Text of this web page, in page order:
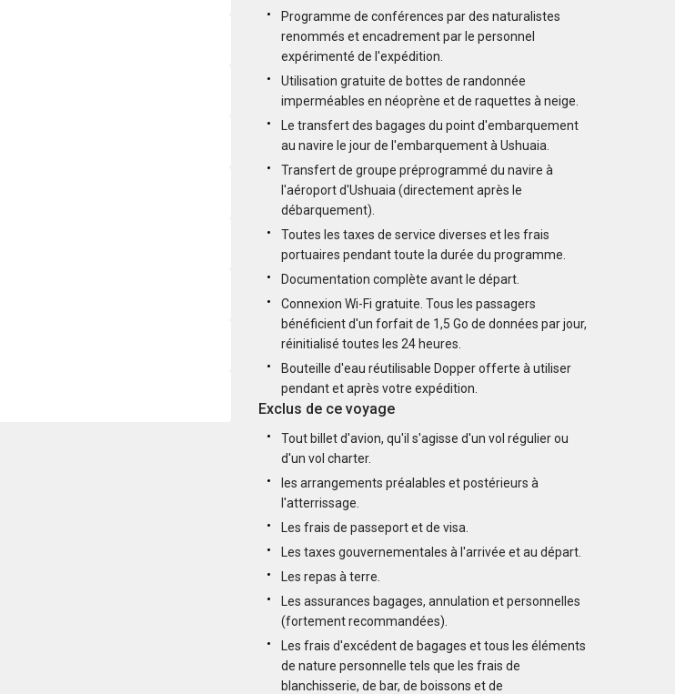
Programme de conférences par des naturalistes
renommés et encadrement par le personnel
expérimenté de l'expédition.
Utilisation gratuite de bottes de randonnée
imperméables en néoprène et de raquettes à neige.
Le transfert des bagages du point d'embarquement
au navire le jour de l'embarquement à Ushuaia.
Transfert de groupe préprogrammé du navire à
l'aéroport d'Ushuaia (directement après le
débarquement).
Toutes les taxes de service diverses et les frais
portuaires pendant toute la durée du programme.
Documentation complète avant le départ.
Connexion Wi-Fi gratuite. Tous les passagers
bénéficient d'un forfait de 1,5 Go de données par jour,
réinitialisé toutes les 24 heures.
Bouteille d'eau réutilisable Dopper offerte à utiliser
pendant et après votre expédition.
Exclus de ce voyage
Tout billet d'avion, qu'il s'agisse d'un vol régulier ou
d'un vol charter.
les arrangements préalables et postérieurs à
l'atterrissage.
Les frais de passeport et de visa.
Les taxes gouvernementales à l'arrivée et au départ.
Les repas à terre.
Les assurances bagages, annulation et personnelles
(fortement recommandées).
Les frais d'excédent de bagages et tous les éléments
de nature personnelle tels que les frais de
blanchisserie, de bar, de boissons et de